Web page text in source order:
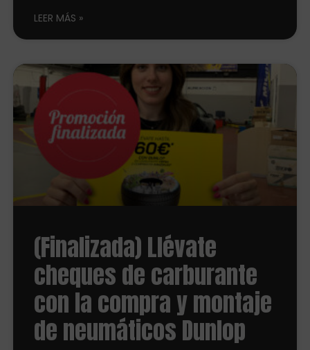
LEER MÁS
(Finalizada) Llévate
cheques de carburante
con la compra y montaje
de neumáticos Dunlop